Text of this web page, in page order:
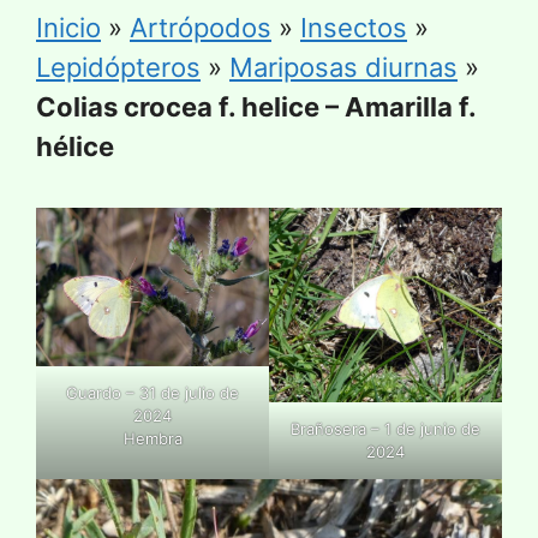
Inicio » Artrópodos » Insectos »
Lepidópteros » Mariposas diurnas »
Colias crocea f. helice – Amarilla f.
hélice
Guardo – 31 de julio de
2024
Hembra
Brañosera – 1 de junio de
2024